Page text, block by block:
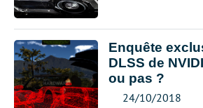
Enquête
DLSS de
ou pas ?
24/10/2018